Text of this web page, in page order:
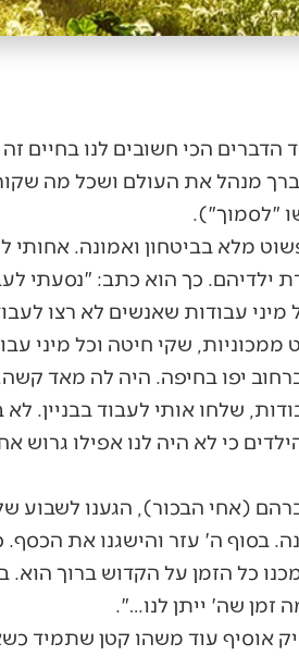
הדברים הכי חשובים לנו בחיים
מנהל את העולם ושכל מה
"לסמוך").
מלא בביטחון ואמונה.
מיני עבודות שאנשים לא רצו
ממכוניות, שקי חיטה וכל מיני
יפו בחיפה. היה לה מאד
שלחו אותי לעבוד בבניין.
כי לא היה לנו אפילו גרוש
(אחי הבכור), הגענו לשבוע
בסוף ה' עזר והישגנו את הכסף.
כל הזמן על הקדוש ברוך הוא.
זמן שה' ייתן לנו…".
אוסיף עוד משהו קטן שתמיד